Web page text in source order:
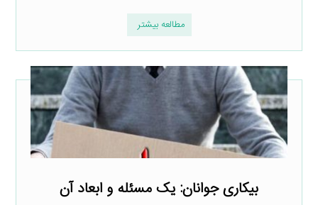
مطالعه بیشتر
بیکاری جوانان: یک مسئله و ابعاد آن